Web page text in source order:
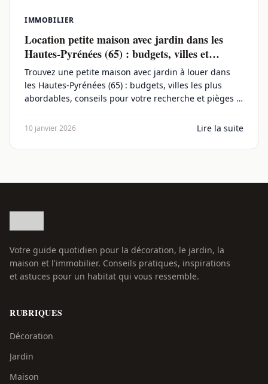
IMMOBILIER
Location petite maison avec jardin dans les
Hautes-Pyrénées (65) : budgets, villes et
conseils pratiques
Trouvez une petite maison avec jardin à louer dans
les Hautes-Pyrénées (65) : budgets, villes les plus
abordables, conseils pour votre recherche et pièges à
10 janvier 2026 Lire la suite
Votre guide quotidien pour la décoration, le jardin, la
maison et l'immobilier. Conseils pratiques, inspirations
et astuces pour un habitat qui vous ressemble.
RUBRIQUES
Décoration
Jardin
Maison